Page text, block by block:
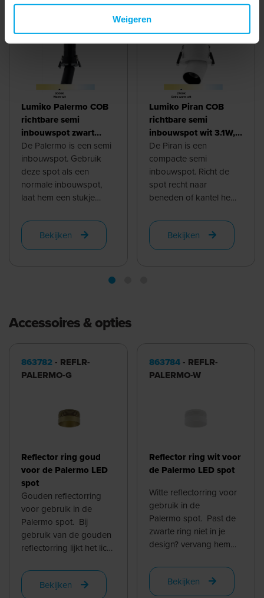
Weigeren
Lumiko Palermo COB
richtbare semi
inbouwspot zwart
3.1W, 350mA, 3000K
De Palermo is een semi
inbouwspot. Gebruik
deze spot als een
normale inbouwspot,
laat hem een stukje
hem als richtspot. De
spot wordt ...
Bekijken
W-EWW
Lumiko Piran COB
richtbare semi
inbouwspot wit 3.1W,
350mA, 2700K
De Piran is een
compacte semi
inbouwspot. Richt de
spot recht naar
beneden of kantel hem
om de ruimte op een
speelse manier te ...
Bekijken
Accessoires & opties
863782- REFLR-
PALERMO-G
Reflector ring goud
voor de Palermo LED
spot
Gouden reflectorring
voor gebruik in de
Palermo spot. Bij
gebruik van de gouden
reflectorring lijkt het licht
terwijl de Kelvin waarde
Bekijken
863784- REFLR-
PALERMO-W
Reflector ring wit voor
de Palermo LED spot
Witte reflectorring voor
gebruik in de
Palermo spot. Past de
zwarte ring niet in je
design? vervang hem
exemplaar. ...
Bekijken